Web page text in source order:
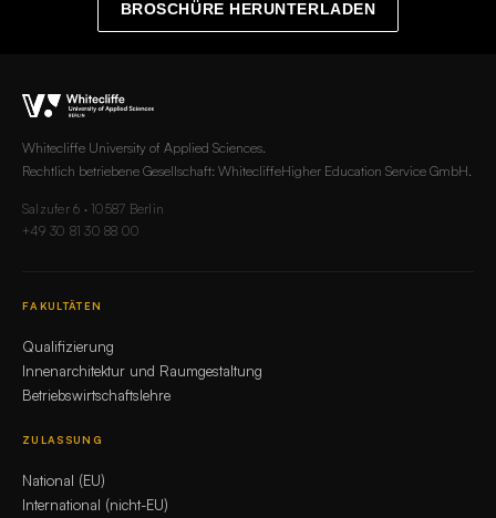
BROSCHÜRE HERUNTERLADEN
Whitecliffe University of Applied Sciences.
Rechtlich betriebene Gesellschaft: WhitecliffeHigher Education Service GmbH.
Salzufer 6 · 10587 Berlin
+49 30 81 30 88 00
FAKULTÄTEN
Qualifizierung
Innenarchitektur und Raumgestaltung
Betriebswirtschaftslehre
ZULASSUNG
National (EU)
International (nicht-EU)